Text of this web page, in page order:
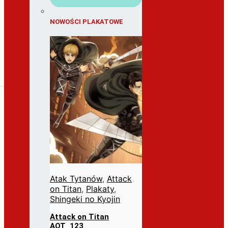
NOWOŚCI PLAKATOWE
Atak Tytanów, Attack
on Titan, Plakaty,
Shingeki no Kyojin
Attack on Titan
AOT_123